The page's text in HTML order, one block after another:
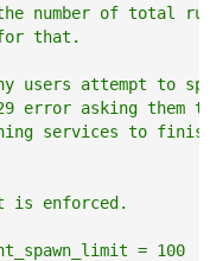
number of total
that.
users attempt to
error asking them
services to
enforced.
= 100